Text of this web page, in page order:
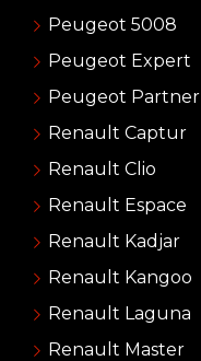
Peugeot 5008
Peugeot Expert
Peugeot Partner
Renault Captur
Renault Clio
Renault Espace
Renault Kadjar
Renault Kangoo
Renault Laguna
Renault Master